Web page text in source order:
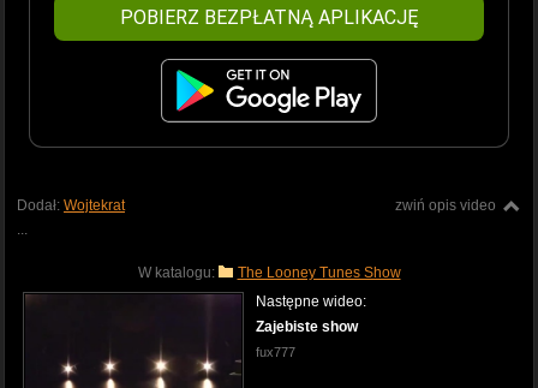
POBIERZ BEZPŁATNĄ APLIKACJĘ
zwiń opis video
Dodał: Wojtekrat
W katalogu: The Looney Tunes Show
Następne wideo:
Zajebiste show
fux777